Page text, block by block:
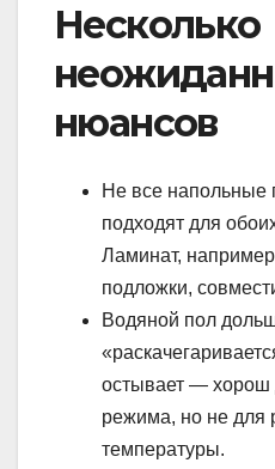
Несколько
нюансов
Не все напольные
подходят для
Ламинат,
подложки,
Водяной пол
остывает — хорош
режима, но не для
температуры.